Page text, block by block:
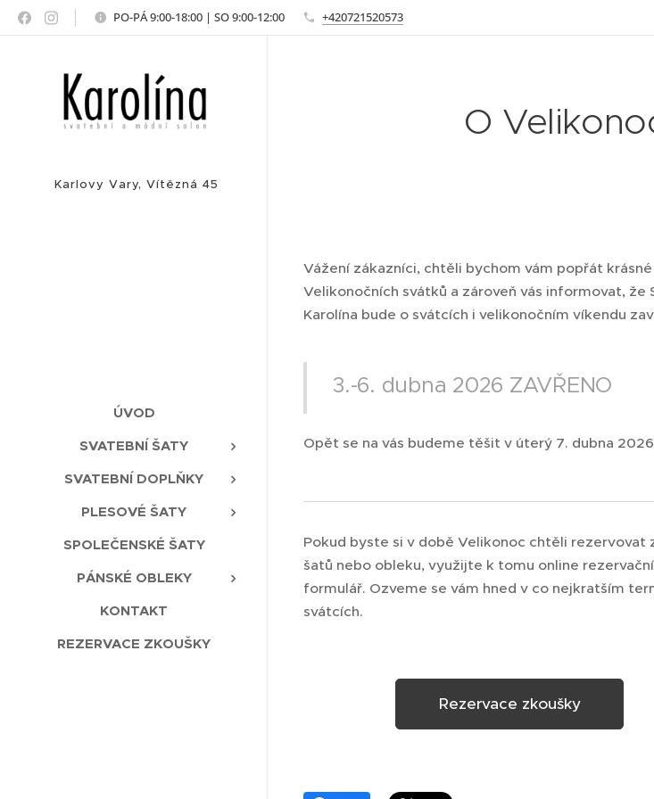
PO-PÁ 9:00-18:00 | SO 9:00-12:00 +420721520573
Karlovy Vary, Vítězná 45
ÚVOD
SVATEBNÍ ŠATY
SVATEBNÍ DOPLŇKY
PLESOVÉ ŠATY
SPOLEČENSKÉ ŠATY
PÁNSKÉ OBLEKY
KONTAKT
REZERVACE ZKOUŠKY
O
Vážení zákazníci, chtěli bychom vám popřát
Velikonočních svátků a zároveň vás informovat, že
Karolína bude o svátcích i velikonočním víkendu
3.-6. dubna 2026 ZAVŘENO
Opět se na vás budeme těšit v úterý 7. dubna
Pokud byste si v době Velikonoc chtěli rezervovat
šatů nebo obleku, využijte k tomu online rezervační
formulář. Ozveme se vám hned v co nejkratším
svátcích.
Rezervace zkoušky